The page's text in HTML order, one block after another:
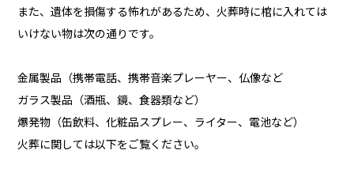
また、遺体を損傷する怖れがあるため、火葬時に棺に入れては
いけない物は次の通りです。
金属製品（携帯電話、携帯音楽プレーヤー、仏像など
ガラス製品（酒瓶、鏡、食器類など）
爆発物（缶飲料、化粧品スプレー、ライター、電池など）
火葬に関しては以下をご覧ください。